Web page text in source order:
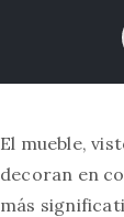
El mueble,
decoran en
más